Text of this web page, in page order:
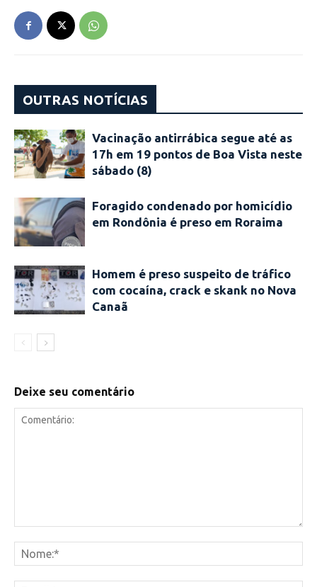
OUTRAS NOTÍCIAS
Vacinação antirrábica segue até as
17h em 19 pontos de Boa Vista neste
sábado (8)
Foragido condenado por homicídio
em Rondônia é preso em Roraima
Homem é preso suspeito de tráfico
com cocaína, crack e skank no Nova
Canaã
Deixe seu comentário